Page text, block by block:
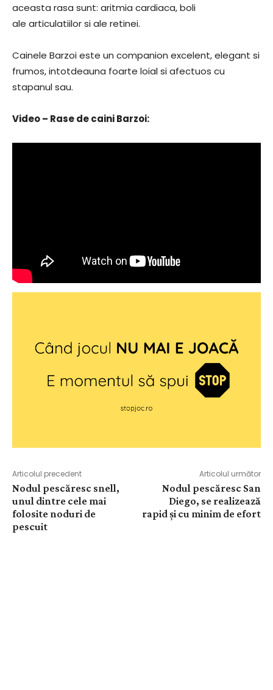
aceasta rasa sunt: aritmia cardiaca, boli
ale articulatiilor si ale retinei.
Cainele Barzoi este un companion excelent, elegant si
frumos, intotdeauna foarte loial si afectuos cu
stapanul sau.
Video – Rase de caini Barzoi:
Articolul precedent
Nodul pescăresc snell,
unul dintre cele mai
folosite noduri de
pescuit
Articolul următor
Nodul pescăresc San
Diego, se realizează
rapid și cu minim de efort